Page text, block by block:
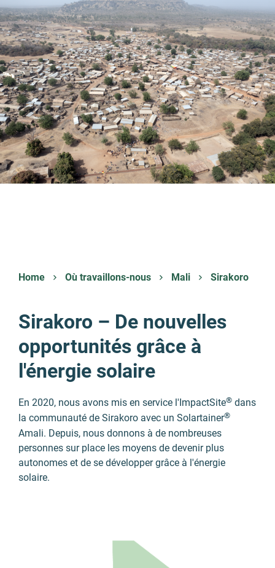
Home Où travaillons-nous Mali Sirakoro
Sirakoro – De nouvelles
opportunités grâce à
l'énergie solaire
En 2020, nous avons mis en service l'ImpactSite® dans
la communauté de Sirakoro avec un Solartainer®
Amali. Depuis, nous donnons à de nombreuses
personnes sur place les moyens de devenir plus
autonomes et de se développer grâce à l'énergie
solaire.